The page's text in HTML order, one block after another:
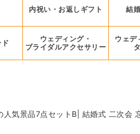
内祝い・お返しギフト 結
ウェディング・
ブライダルアクセサリー
ウェデ
気景品7点セットB| 結婚式 二次会